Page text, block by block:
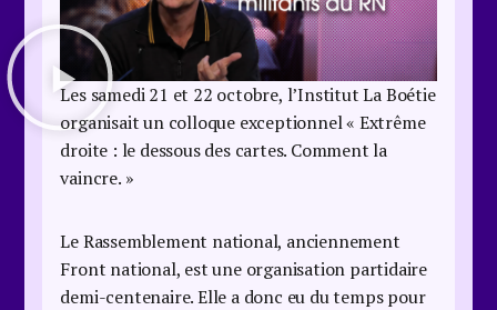
Les samedi 21 et 22 octobre, l’Institut La Boétie
organisait un colloque exceptionnel « Extrême
droite : le dessous des cartes. Comment la
vaincre. »
Le Rassemblement national, anciennement
Front national, est une organisation partidaire
demi-centenaire. Elle a donc eu du temps pour